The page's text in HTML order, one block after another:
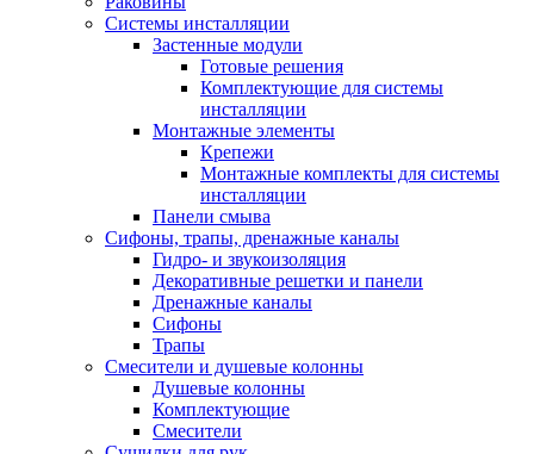
Системы инсталляции
Застенные модули
Готовые решения
Комплектующие для системы
инсталляции
Монтажные элементы
Крепежи
Монтажные комплекты для системы
инсталляции
Панели смыва
Сифоны, трапы, дренажные каналы
Гидро- и звукоизоляция
Декоративные решетки и панели
Дренажные каналы
Сифоны
Трапы
Смесители и душевые колонны
Душевые колонны
Комплектующие
Смесители